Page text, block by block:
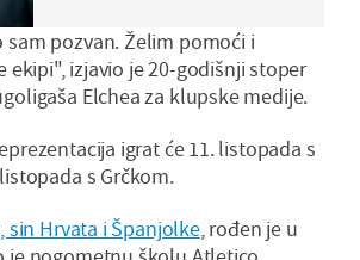
sam pozvan. Želim pomoći i
ekipi", izjavio je 20-godišnji stoper
Elchea za klupske medije.
igrat će 11. listopada s
s Grčkom.
sin Hrvata i Španjolke, rođen je u